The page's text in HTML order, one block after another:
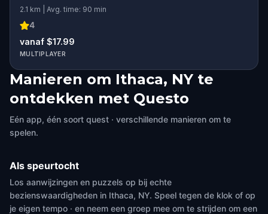
2.1 km | Avg. time: 90 min
4
vanaf $17.99
MULTIPLAYER
Manieren om Ithaca, NY te
ontdekken met Questo
Eén app, één soort quest · verschillende manieren om te
spelen.
Als speurtocht
Los aanwijzingen en puzzels op bij echte
bezienswaardigheden in Ithaca, NY. Speel tegen de klok of op
je eigen tempo · en neem een groep mee om te strijden om een